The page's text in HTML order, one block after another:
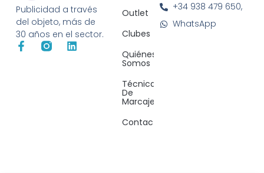
Publicidad a través
del objeto, más de
30 años en el sector.
Outlet
Clubes
Quiénes
Somos
Técnicas
De
Marcaje
Contacto
+34 938 479 650,
WhatsApp